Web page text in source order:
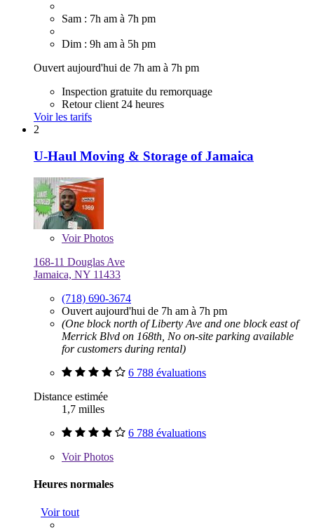
Sam : 7h am à 7h pm
Dim : 9h am à 5h pm
Ouvert aujourd'hui de 7h am à 7h pm
Inspection gratuite du remorquage
Retour client 24 heures
Voir les tarifs
2
U-Haul Moving & Storage of Jamaica
VoirPhotos
168-11 Douglas Ave
Jamaica, NY 11433
(718) 690-3674
Ouvert aujourd'hui de 7h am à 7h pm
(One block north of Liberty Ave and one block east of
Merrick Blvd on 168th, No on-site parking available
for customers during rental)
6 788 évaluations
Distance estimée
1,7 milles
6 788 évaluations
VoirPhotos
Heures normales
Voir tout